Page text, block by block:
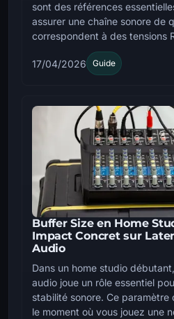
sont des références
assurer une chaîne sonore de
correspondent à des tensions
17/04/2026 Guide
Buffer Size en Home
Impact Concret sur
Audio
Dans un home studio
audio joue un rôle essentiel
stabilité sonore. Ce paramètre
le moment où vous jouez une